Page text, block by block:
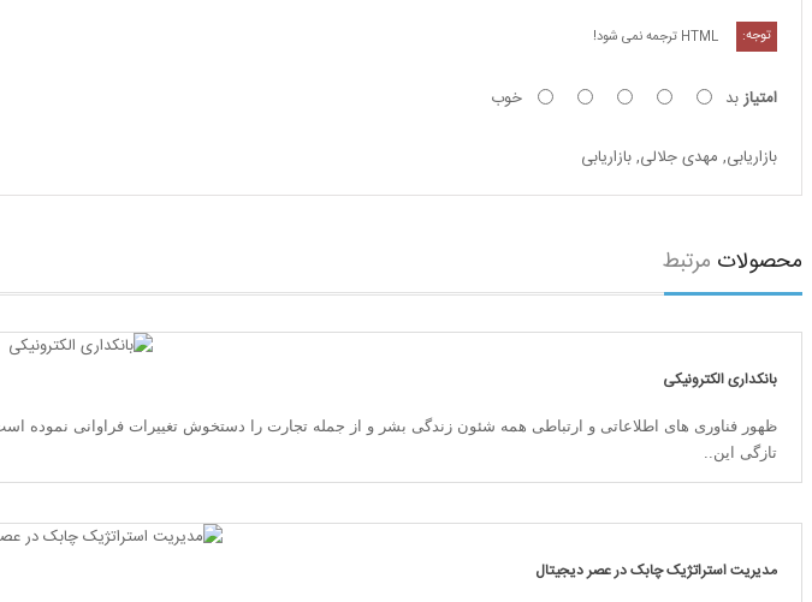
توجه: HTML ترجمه نمی شود!
امتیازبد خوب
بازاریابی, مهدی جلالی,بازاریابی
محصولات مرتبط
بانکداری الکترونیکی
ظهور فناوری های اطلاعاتی و ارتباطی همه شئون زندگی بشر و از جمله تجارت را دستخوش تغييرات فراوانی نموده
تازگی اين..
مدیریت استراتژیک چابک در عصر دیجیتال